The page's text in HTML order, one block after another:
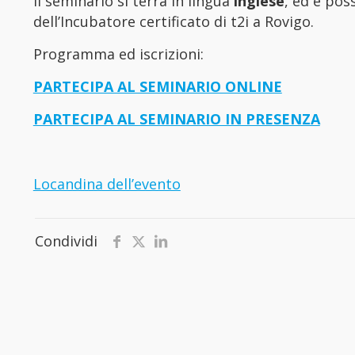
dell’Incubatore certificato di t2i a Rovigo.
Programma ed iscrizioni:
PARTECIPA AL SEMINARIO ONLINE
PARTECIPA AL SEMINARIO IN PRESENZA
Locandina dell’evento
Condividi